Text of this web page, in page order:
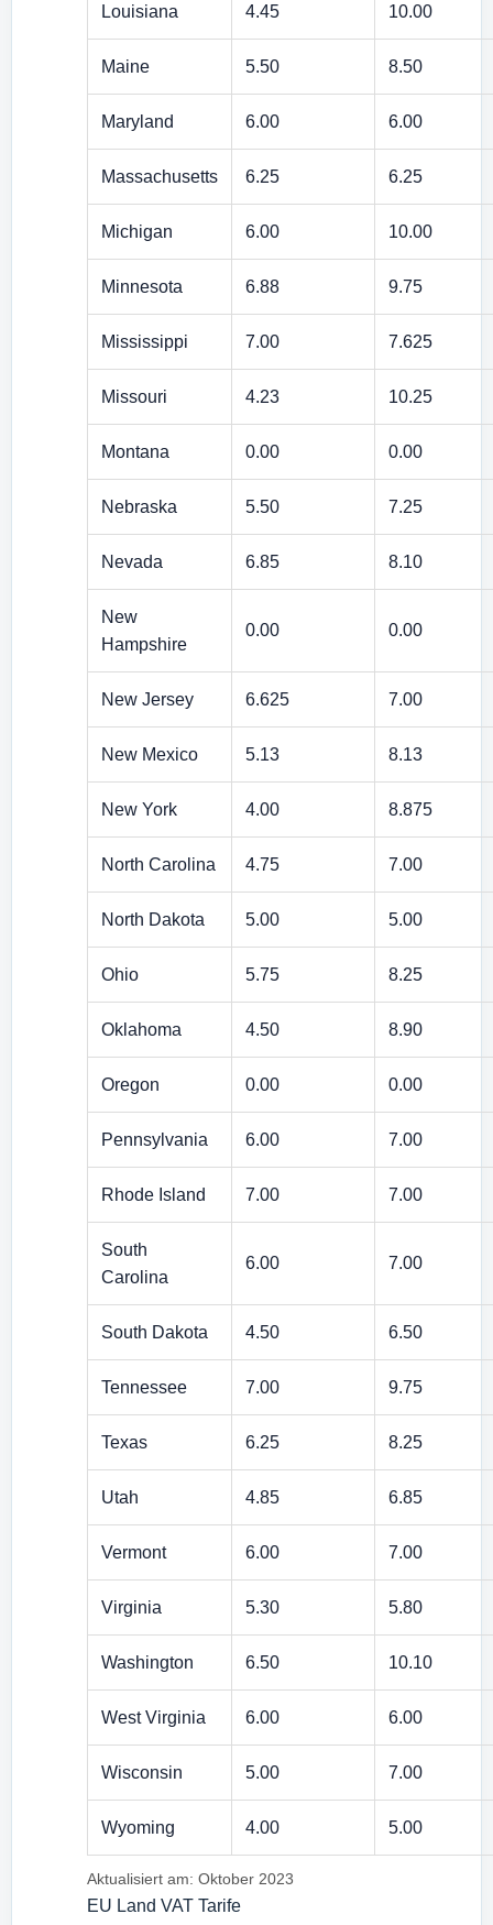
Louisiana 4.45 10.00
Maine 5.50 8.50
Maryland 6.00 6.00
Massachusetts 6.25 6.25
Michigan 6.00 10.00
Minnesota 6.88 9.75
Mississippi 7.00 7.625
Missouri 4.23 10.25
Montana 0.00 0.00
Nebraska 5.50 7.25
Nevada 6.85 8.10
New
Hampshire
0.00 0.00
New Jersey 6.625 7.00
New Mexico 5.13 8.13
New York 4.00 8.875
North Carolina 4.75 7.00
North Dakota 5.00 5.00
Ohio 5.75 8.25
Oklahoma 4.50 8.90
Oregon 0.00 0.00
Pennsylvania 6.00 7.00
Rhode Island 7.00 7.00
South
Carolina
6.00 7.00
South Dakota 4.50 6.50
Tennessee 7.00 9.75
Texas 6.25 8.25
Utah 4.85 6.85
Vermont 6.00 7.00
Virginia 5.30 5.80
Washington 6.50 10.10
West Virginia 6.00 6.00
Wisconsin 5.00 7.00
Wyoming 4.00 5.00
Aktualisiert am: Oktober 2023
EU Land VAT Tarife